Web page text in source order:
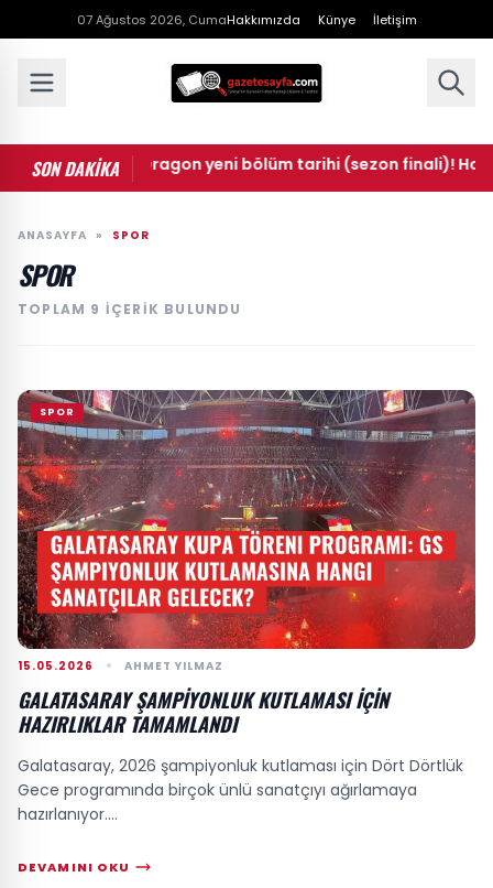
07 Ağustos 2026, CumaHakkımızda Künye İletişim
SON DAKİKA
of the Dragon yeni bölüm tarihi (sezon finali)! House of the
ANASAYFA » SPOR
SPOR
TOPLAM 9 IÇERIK BULUNDU
SPOR
15.05.2026 AHMET YILMAZ
GALATASARAY ŞAMPIYONLUK KUTLAMASI İÇIN
HAZIRLIKLAR TAMAMLANDI
Galatasaray, 2026 şampiyonluk kutlaması için Dört Dörtlük
Gece programında birçok ünlü sanatçıyı ağırlamaya
hazırlanıyor....
DEVAMINI OKU